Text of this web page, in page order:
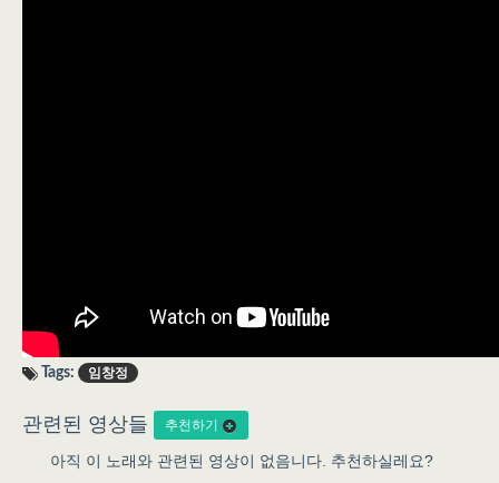
Tags: 임창정
관련된 영상들 추천하기
아직 이 노래와 관련된 영상이 없음니다. 추천하실레요?